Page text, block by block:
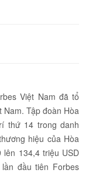
Việt Nam đã tổ
Tập đoàn Hòa
thứ 14 trong danh
hiệu của Hòa
134,4 triệu USD
đầu tiên Forbes